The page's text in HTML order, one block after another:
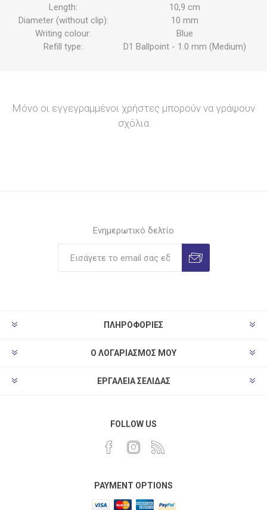
Length:
10,9 cm
Diameter (without clip):
10 mm
Writing colour:
Blue
Refill type:
D1 Ballpoint - 1.0 mm (Medium)
Μόνο οι εγγεγραμμένοι χρήστες μπορούν να γράψουν
σχόλια
Ενημερωτικό δελτίο
ΠΛΗΡΟΦΟΡΊΕΣ
Ο ΛΟΓΑΡΙΑΣΜΌΣ ΜΟΥ
ΕΡΓΑΛΕΊΑ ΣΕΛΊΔΑΣ
FOLLOW US
PAYMENT OPTIONS